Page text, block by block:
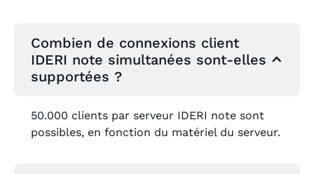
Combien de connexions client
IDERI note simultanées sont-elles
supportées ?
50.000 clients par serveur IDERI note sont
possibles, en fonction du matériel du serveur.